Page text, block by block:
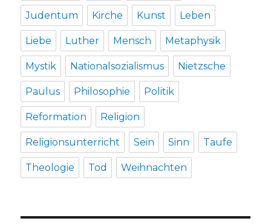
Judentum Kirche Kunst Leben
Liebe Luther Mensch Metaphysik
Mystik Nationalsozialismus Nietzsche
Paulus Philosophie Politik
Reformation Religion
Religionsunterricht Sein Sinn Taufe
Theologie Tod Weihnachten